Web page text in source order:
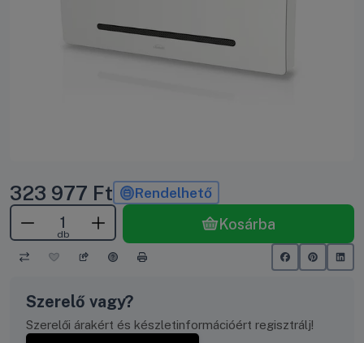
323 977 Ft Rendelhető
db
Kosárba
Szerelő vagy?
Szerelői árakért és készletinformációért regisztrálj!